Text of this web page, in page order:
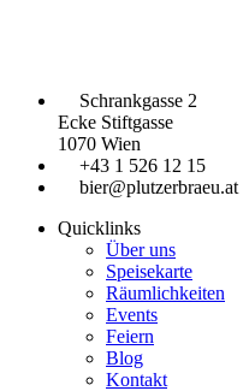
Schrankgasse 2
Ecke Stiftgasse
1070 Wien
+43 1 526 12 15
bier@plutzerbraeu.at
Quicklinks
Über uns
Speisekarte
Räumlichkeiten
Events
Feiern
Blog
Kontakt